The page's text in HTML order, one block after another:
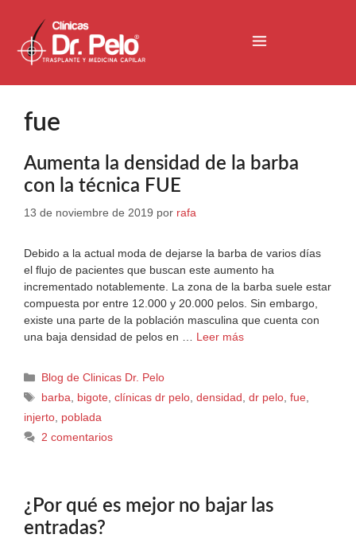
fue
Aumenta la densidad de la barba
con la técnica FUE
13 de noviembre de 2019 por rafa
Debido a la actual moda de dejarse la barba de varios días
el flujo de pacientes que buscan este aumento ha
incrementado notablemente. La zona de la barba suele estar
compuesta por entre 12.000 y 20.000 pelos. Sin embargo,
existe una parte de la población masculina que cuenta con
una baja densidad de pelos en … Leer más
Blog de Clinicas Dr. Pelo
barba, bigote,clínicas dr pelo,densidad,dr pelo,fue,
injerto, poblada
2 comentarios
¿Por qué es mejor no bajar las
entradas?